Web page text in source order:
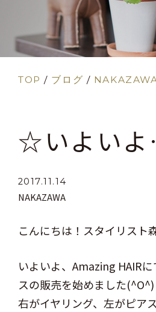
TOP / ブログ /
☆いよい
2017.11.14
NAKAZAWA
こんにちは！スタイリスト
いよいよ、Amazing HAIR
スの販売を始めました(^O^)
右がイヤリング、左がピアス